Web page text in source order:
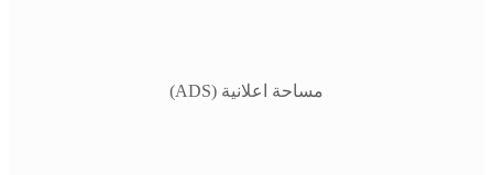
مساحة اعلانية (ADS)